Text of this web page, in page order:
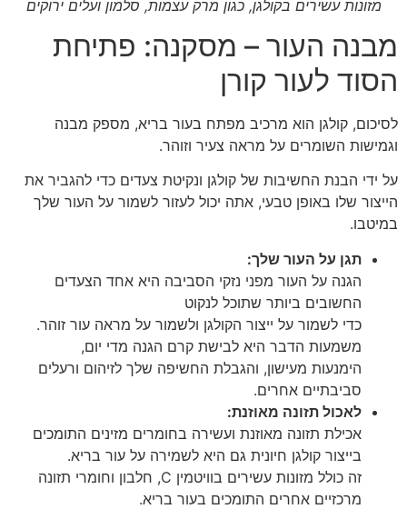
מזונות עשירים בקולגן, כגון מרק עצמות, סלמון ועלים ירוקים
מבנה העור – מסקנה: פתיחת
הסוד לעור קורן
לסיכום, קולגן הוא מרכיב מפתח בעור בריא, מספק מבנה
וגמישות השומרים על מראה צעיר וזוהר.
על ידי הבנת החשיבות של קולגן ונקיטת צעדים כדי להגביר את
הייצור שלו באופן טבעי, אתה יכול לעזור לשמור על העור שלך
במיטבו.
תגן על העור שלך:
הגנה על העור מפני נזקי הסביבה היא אחד הצעדים
החשובים ביותר שתוכל לנקוט
כדי לשמור על ייצור הקולגן ולשמור על מראה עור זוהר.
משמעות הדבר היא לבישת קרם הגנה מדי יום,
הימנעות מעישון, והגבלת החשיפה שלך לזיהום ורעלים
סביבתיים אחרים.
לאכול תזונה מאוזנת:
אכילת תזונה מאוזנת ועשירה בחומרים מזינים התומכים
בייצור קולגן חיונית גם היא לשמירה על עור בריא.
זה כולל מזונות עשירים בוויטמין C, חלבון וחומרי תזונה
מרכזיים אחרים התומכים בעור בריא.